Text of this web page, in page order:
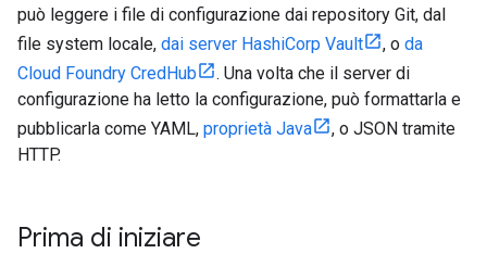
può leggere i file di configurazione dai repository Git, dal
file system locale, dai server HashiCorp Vault , o da
Cloud Foundry CredHub
. Una volta che il server di
configurazione ha letto la configurazione, può formattarla e
pubblicarla come YAML, proprietà Java
, o JSON tramite
HTTP.
Prima di iniziare